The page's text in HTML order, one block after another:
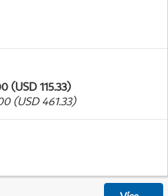
(USD 115.33)
(USD 461.33)